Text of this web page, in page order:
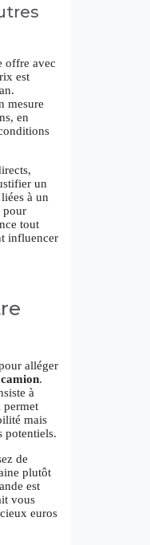
offre avec
est
mesure
en
un
à un
pour
tout
influencer
alléger
.
à
permet
mais
potentiels.
de
plutôt
est
vous
euros